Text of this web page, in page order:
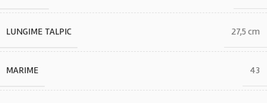
LUNGIME TALPIC 27,5 cm
MARIME 43